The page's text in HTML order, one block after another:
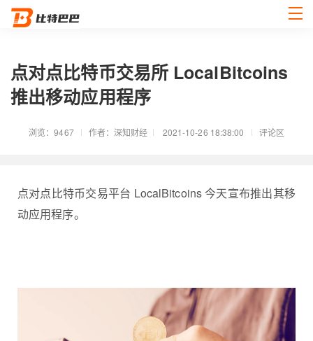
点对点比特币交易所 LocalBitcoins
推出移动应用程序
浏览：9467 作者：深知财经 2021-10-26 18:38:00 评论区
点对点比特币交易平台 LocalBitcoins 今天宣布推出其移
动应用程序。